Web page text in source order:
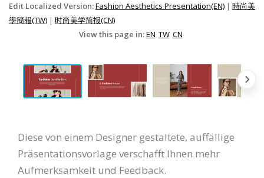
Edit Localized Version:Fashion Aesthetics Presentation(EN) | 時尚美
學簡報(TW) | 时尚美学简报(CN)
View this page in:EN TW CN
Diese von einem Designer gestaltete, auffällige
Präsentationsvorlage verschafft Ihnen mehr
Aufmerksamkeit und Feedback.